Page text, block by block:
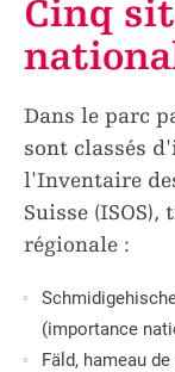
Cinq
Dans le parc
sont classés
l'Inventaire
Suisse
régionale :
(importance
Fäld, hameau